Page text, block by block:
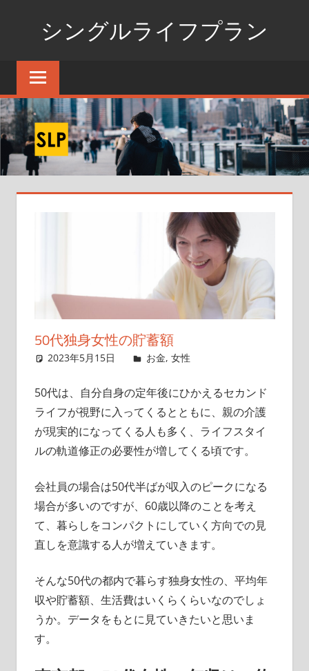
へ
ス
キ
ッ
シングルライフプラン
独
活
た
め
50代独身女性の貯蓄額
2023年5月15日 singlelife65
お金, 女性
50代は、自分自身の定年後にひかえるセカンド
ライフが視野に入ってくるとともに、親の介護
が現実的になってくる人も多く、ライフスタイ
ルの軌道修正の必要性が増してくる頃です。
会社員の場合は50代半ばが収入のピークになる
場合が多いのですが、60歳以降のことを考え
て、暮らしをコンパクトにしていく方向での見
直しを意識する人が増えていきます。
そんな50代の都内で暮らす独身女性の、平均年
収や貯蓄額、生活費はいくらくらいなのでしょ
うか。データをもとに見ていきたいと思いま
す。